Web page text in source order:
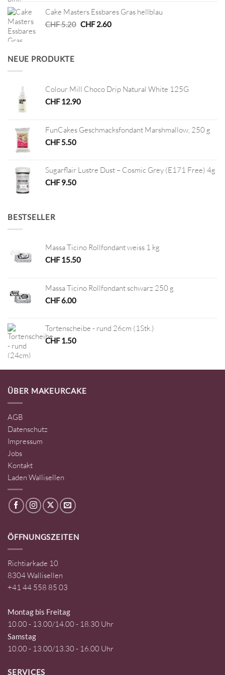
CHF 2.90CHF 1.00.
Cake Masters Essbares Gras hellblau
CHF5.20 Ursprünglicher
CHF2.60Aktueller
NEUE PRODUKTE
Colour Mill Choco Drip Natural White 125G
CHF12.90
FunCakes Geschmacksfondant Marshmallow, 250 g
CHF5.50
Sugarflair Lustre Dust – Cosmic Grey (E171 Free) 4g
CHF9.50
BESTSELLER
Massa Ticino Rollfondant weiss 1 kg
CHF15.50
Massa Ticino Rollfondant schwarz 250 g
CHF6.00
Tortenscheibe - rund 26cm (1Stk.)
CHF1.50
ÜBER MAKEURCAKE
AGB
Datenschutz
Impressum
Jobs
Kontakt
Laden Wallisellen
ÖFFNUNGSZEITEN
Richtiarkade 10
8304 Wallisellen
+41 44 558 85 03
Montag bis Freitag
10.00 - 13.00/14.00 - 18.30 Uhr
Samstag
10.00 - 13.00/13.30 - 16.00 Uhr
SERVICES